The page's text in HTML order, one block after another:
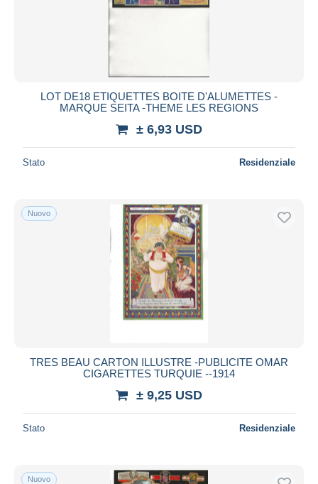
LOT DE18 ETIQUETTES BOITE D'ALUMETTES -
MARQUE SEITA -THEME LES REGIONS
± 6,93 USD
Stato Residenziale
Nuovo
TRES BEAU CARTON ILLUSTRE -PUBLICITE OMAR
CIGARETTES TURQUIE --1914
± 9,25 USD
Stato Residenziale
Nuovo